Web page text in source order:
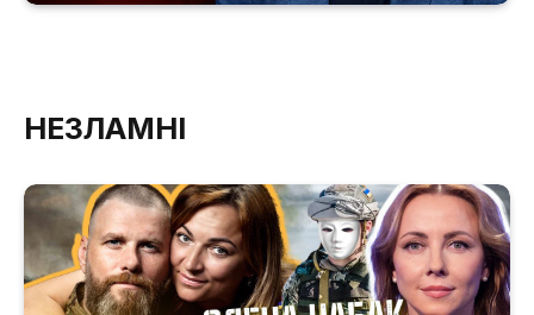
НЕЗЛАМНІ